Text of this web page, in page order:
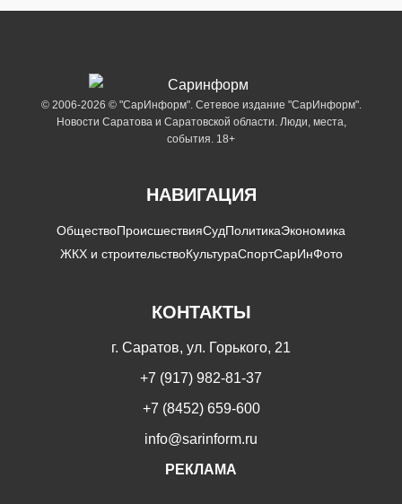
© 2006-2026 © "СарИнформ". Сетевое издание "СарИнформ".
Новости Саратова и Саратовской области. Люди, места,
события. 18+
НАВИГАЦИЯ
ОбществоПроисшествияСудПолитикаЭкономика
ЖКХ и строительствоКультураСпортСарИнФото
КОНТАКТЫ
г. Саратов, ул. Горького, 21
+7 (917) 982-81-37
+7 (8452) 659-600
info@sarinform.ru
РЕКЛАМА